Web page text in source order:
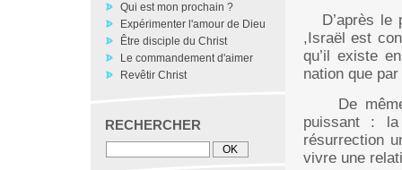
Qui est mon prochain ?
Expérimenter l'amour de Dieu
Être disciple du Christ
Le commandement d'aimer
Revêtir Christ
RECHERCHER
D’après le
,Israël est
qu’il existe
nation que
De
puissant :
résurrection
vivre une